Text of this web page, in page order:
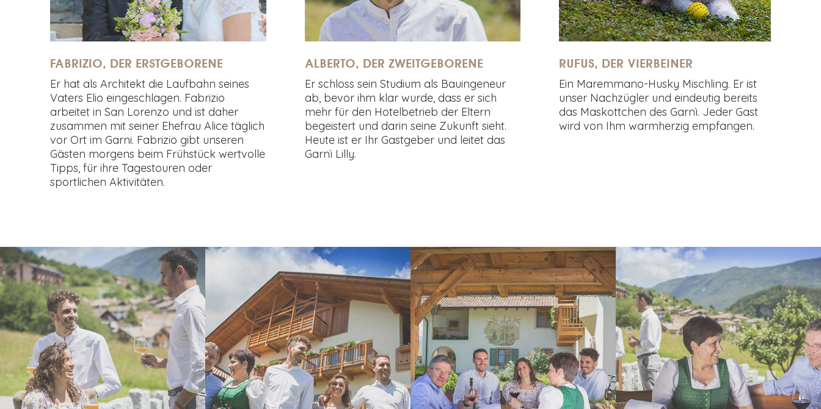
FABRIZIO, DER ERSTGEBORENE
Er hat als Architekt die Laufbahn seines
Vaters Elio eingeschlagen. Fabrizio
arbeitet in San Lorenzo und ist daher
zusammen mit seiner Ehefrau Alice täglich
vor Ort im Garni. Fabrizio gibt unseren
Gästen morgens beim Frühstück wertvolle
Tipps, für ihre Tagestouren oder
sportlichen Aktivitäten.
ALBERTO, DER ZWEITGEBORENE
Er schloss sein Studium als Bauingeneur
ab, bevor ihm klar wurde, dass er sich
mehr für den Hotelbetrieb der Eltern
begeistert und darin seine Zukunft sieht.
Heute ist er Ihr Gastgeber und leitet das
Garnì Lilly.
RUFUS, DER VIERBEINER
Ein Maremmano-Husky Mischling. Er ist
unser Nachzügler und eindeutig bereits
das Maskottchen des Garnì. Jeder Gast
wird von Ihm warmherzig empfangen.